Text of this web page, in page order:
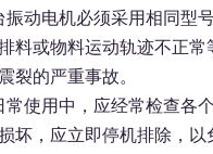
振动电机必须采用相同型
料或物料运动轨迹不正常
裂的严重事故。
常使用中，应经常检查各
坏，应立即停机排除，以